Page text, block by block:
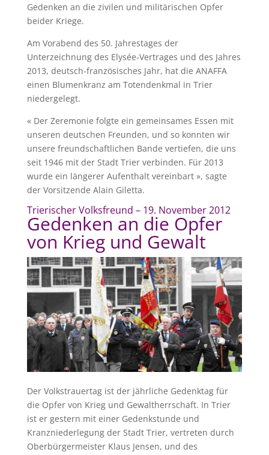
Gedenken an die zivilen und militärischen Opfer
beider Kriege.
Am Vorabend des 50. Jahrestages der
Unterzeichnung des Elysée-Vertrages und des Jahres
2013, deutsch-französisches Jahr, hat die ANAFFA
einen Blumenkranz am Totendenkmal in Trier
niedergelegt.
« Der Zeremonie folgte ein gemeinsames Essen mit
unseren deutschen Freunden, und so konnten wir
unsere freundschaftlichen Bande vertiefen, die uns
seit 1946 mit der Stadt Trier verbinden. Für 2013
wurde ein längerer Aufenthalt vereinbart », sagte
der Vorsitzende Alain Giletta.
Trierischer Volksfreund – 19. November 2012
Gedenken an die Opfer
von Krieg und Gewalt
Der Volkstrauertag ist der jährliche Gedenktag für
die Opfer von Krieg und Gewaltherrschaft. In Trier
ist er gestern mit einer Gedenkstunde und
Kranzniederlegung der Stadt Trier, vertreten durch
Oberbürgermeister Klaus Jensen, und des